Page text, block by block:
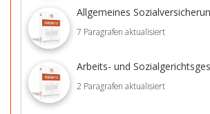
Allgemeines
7 Paragrafen aktualisiert
Arbeits- und
2 Paragrafen aktualisiert